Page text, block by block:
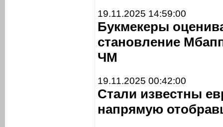
19.11.2025 14:59:00
Букмекеры
становление
ЧМ
19.11.2025 00:42:00
Стали известны
напрямую